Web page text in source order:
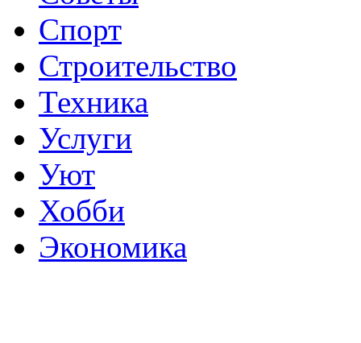
Спорт
Строительство
Техника
Услуги
Уют
Хобби
Экономика